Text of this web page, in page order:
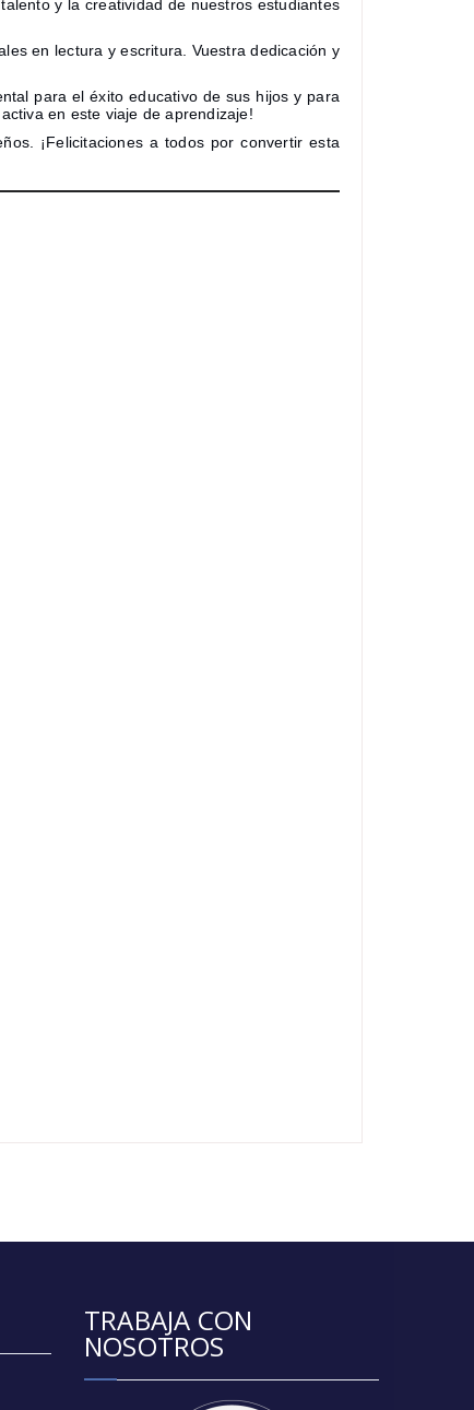
y la creatividad de nuestros estudiantes
en lectura y escritura. Vuestra dedicación y
para el éxito educativo de sus hijos y para
en este viaje de aprendizaje!
¡Felicitaciones a todos por convertir esta
TRABAJA CON
NOSOTROS